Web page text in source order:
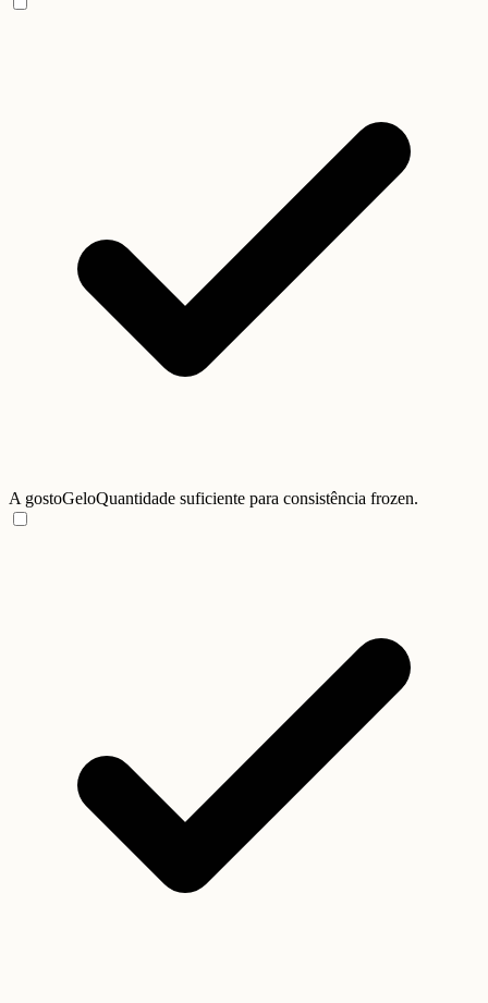
A gostoGeloQuantidade suficiente para consistência frozen.